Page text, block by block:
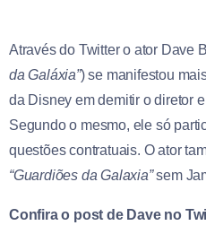
Através do Twitter o ator Dave
da Galáxia”) se manifestou
da Disney em demitir o diretor
Segundo o mesmo, ele só
questões contratuais. O ator
“Guardiões da Galaxia”sem
Confira o post de Dave no